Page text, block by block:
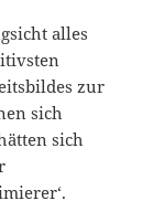
alles
zur
sich
sich